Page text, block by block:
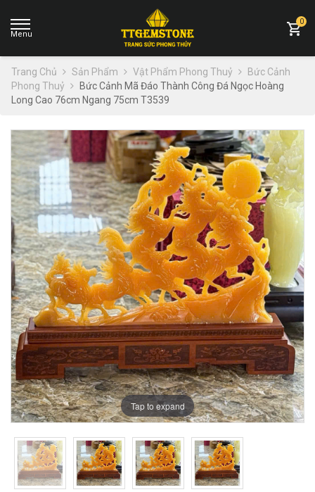
0
Trang Chủ Sản Phẩm Vật Phẩm Phong Thuỷ
Bức Cảnh
Phong Thuỷ
Bức Cảnh Mã Đáo Thành Công Đá Ngọc Hoàng
Long Cao 76cm Ngang 75cm T3539
Tap to expand